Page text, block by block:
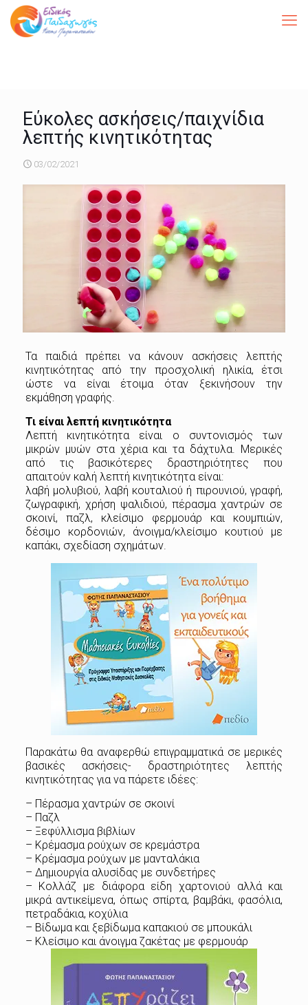
Εύκολες ασκήσεις/παιχνίδια
λεπτής κινητικότητας
03/02/2021
Τα παιδιά πρέπει να κάνουν ασκήσεις λεπτής
κινητικότητας από την προσχολική ηλικία, έτσι
ώστε να είναι έτοιμα όταν ξεκινήσουν την
εκμάθηση γραφής.
Τι είναι λεπτή κινητικότητα
Λεπτή κινητικότητα είναι ο συντονισμός των
μικρών μυών στα χέρια και τα δάχτυλα. Μερικές
από τις βασικότερες δραστηριότητες που
απαιτούν καλή λεπτή κινητικότητα είναι:
λαβή μολυβιού, λαβή κουταλιού ή πιρουνιού, γραφή,
ζωγραφική, χρήση ψαλιδιού, πέρασμα χαντρών σε
σκοινί, παζλ, κλείσιμο φερμουάρ και κουμπιών,
δέσιμο κορδονιών, άνοιγμα/κλείσιμο κουτιού με
καπάκι, σχεδίαση σχημάτων.
Παρακάτω θα αναφερθώ επιγραμματικά σε μερικές
βασικές ασκήσεις- δραστηριότητες λεπτής
κινητικότητας για να πάρετε ιδέες:
– Πέρασμα χαντρών σε σκοινί
– Παζλ
– Ξεφύλλισμα βιβλίων
– Κρέμασμα ρούχων σε κρεμάστρα
– Κρέμασμα ρούχων με μανταλάκια
– Δημιουργία αλυσίδας με συνδετήρες
– Κολλάζ με διάφορα είδη χαρτονιού αλλά και
μικρά αντικείμενα, όπως σπίρτα, βαμβάκι, φασόλια,
πετραδάκια, κοχύλια
– Βίδωμα και ξεβίδωμα καπακιού σε μπουκάλι
– Κλείσιμο και άνοιγμα ζακέτας με φερμουάρ